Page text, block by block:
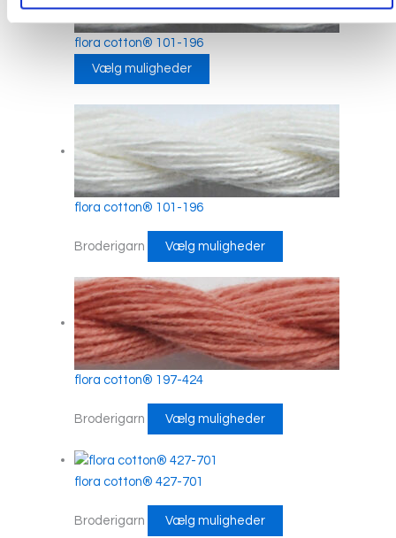
flora cotton® 101-196
Vælg muligheder
flora cotton® 101-196
Broderigarn Vælg muligheder
flora cotton® 197-424
Broderigarn Vælg muligheder
flora cotton® 427-701
Broderigarn Vælg muligheder